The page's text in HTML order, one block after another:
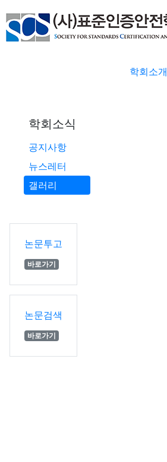
학회소개
학회소식
공지사항
뉴스레터
갤러리
논문투고
바로가기
논문검색
바로가기